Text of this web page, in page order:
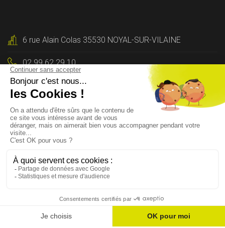
6 rue Alain Colas 35530 NOYAL-SUR-VILAINE
02 99 62 29 10
Contactez-nous
Lun - Ven : 9h-12h, 14h-17h30h
Concept Habitat 35
Mentions légales